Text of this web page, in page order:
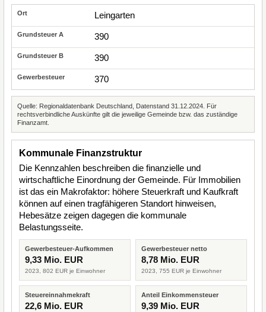
Leingarten
390
390
370
Quelle: Regionaldatenbank Deutschland, Datenstand 31.12.2024. Für
rechtsverbindliche Auskünfte gilt die jeweilige Gemeinde bzw. das zuständige
Finanzamt.
Kommunale Finanzstruktur
Die Kennzahlen beschreiben die finanzielle und
wirtschaftliche Einordnung der Gemeinde. Für Immobilien
ist das ein Makrofaktor: höhere Steuerkraft und Kaufkraft
können auf einen tragfähigeren Standort hinweisen,
Hebesätze zeigen dagegen die kommunale
Belastungsseite.
Gewerbesteuer-Aufkommen
9,33 Mio. EUR
2023, 802 EUR je Einwohner
Gewerbesteuer netto
8,78 Mio. EUR
2023, 755 EUR je Einwohner
Steuereinnahmekraft
22,6 Mio. EUR
Anteil Einkommensteuer
9,39 Mio. EUR